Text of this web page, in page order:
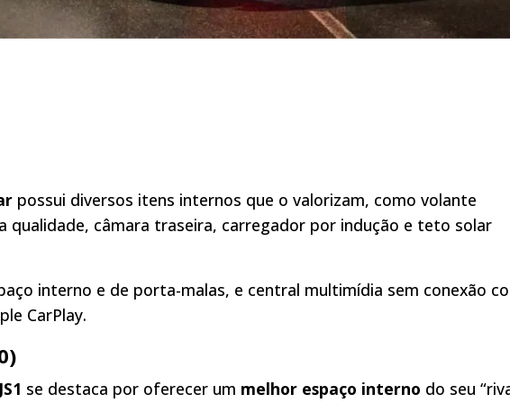
possui diversos itens internos que o valorizam, como volante
qualidade, câmara traseira, carregador por indução e teto solar
interno e de porta-malas, e central multimídia sem conexão
CarPlay.
se destaca por oferecer um melhor espaço interno do seu